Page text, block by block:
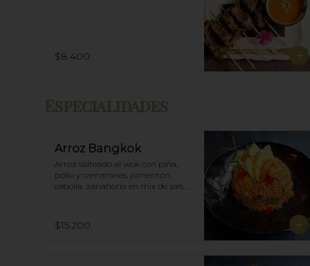
$8.400
Arroz Bangkok
Arroz salteado al wok con piña,
pollo y camarones, pimentón,
cebolla, zanahoria en mix de salsa
$15.200